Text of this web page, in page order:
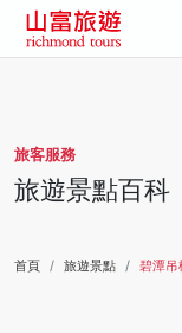
旅客服務
旅遊景點百科
首頁 旅遊景點 碧潭吊